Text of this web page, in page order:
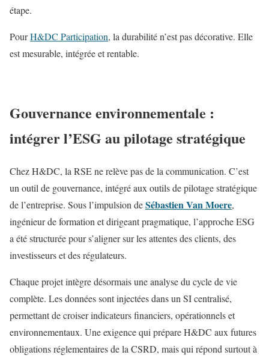
étape.
PourH&DC Participation, la durabilité n’est pas décorative. Elle
est mesurable, intégrée et rentable.
Gouvernance environnementale :
intégrer l’ESG au pilotage stratégique
Chez H&DC, la RSE ne relève pas de la communication. C’est
un outil de gouvernance, intégré aux outils de pilotage stratégique
de l’entreprise. Sous l’impulsion deSébastien Van Moere,
ingénieur de formation et dirigeant pragmatique, l’approche ESG
a été structurée pour s’aligner sur les attentes des clients, des
investisseurs et des régulateurs.
Chaque projet intègre désormais une analyse du cycle de vie
complète. Les données sont injectées dans un SI centralisé,
permettant de croiser indicateurs financiers, opérationnels et
environnementaux. Une exigence qui prépare H&DC aux futures
obligations réglementaires de la CSRD, mais qui répond surtout à